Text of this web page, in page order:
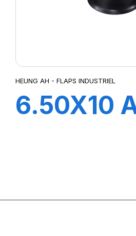
HEUNG AH - FLAPS INDUSTRIEL
6.50X10